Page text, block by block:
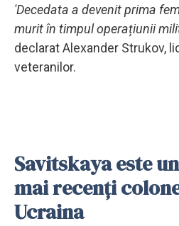
'Decedata a devenit prima
murit în timpul operațiunii
declarat Alexander Strukov,
veteranilor.
Savitskaya este
mai recenți
Ucraina